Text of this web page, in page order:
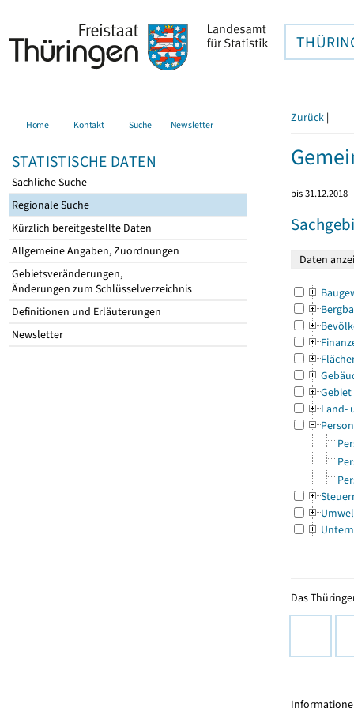
Home Kontakt Suche Newsletter
STATISTISCHE DATEN
Sachliche Suche
Regionale Suche
Kürzlich bereitgestellte Daten
Allgemeine Angaben, Zuordnungen
Gebietsveränderungen,
Änderungen zum Schlüsselverzeichnis
Definitionen und Erläuterungen
Newsletter
Zurück |
bis 31.12.2018
Gebiet
Land-
Das